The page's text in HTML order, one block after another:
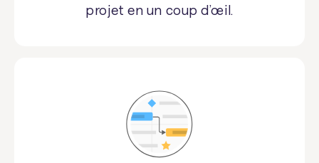
projet en un coup d’œil.